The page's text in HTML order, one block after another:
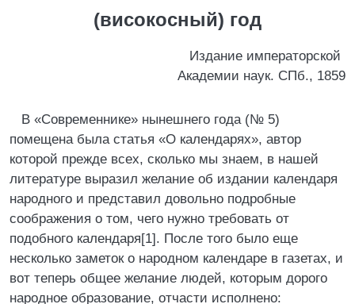
(високосный) год
Издание императорской
Академии наук. СПб., 1859
В «Современнике» нынешнего года (№ 5)
помещена была статья «О календарях», автор
которой прежде всех, сколько мы знаем, в нашей
литературе выразил желание об издании календаря
народного и представил довольно подробные
соображения о том, чего нужно требовать от
подобного календаря[1]. После того было еще
несколько заметок о народном календаре в газетах, и
вот теперь общее желание людей, которым дорого
народное образование, отчасти исполнено: